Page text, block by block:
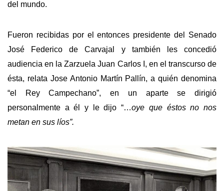
del mundo.
Fueron recibidas por el entonces presidente del Senado
José Federico de Carvajal y también les concedió
audiencia en la Zarzuela Juan Carlos I, en el transcurso de
ésta, relata Jose Antonio Martín Pallín, a quién denomina
“el Rey Campechano”, en un aparte se dirigió
personalmente a él y le dijo “…oye que éstos no nos
metan en sus líos”.